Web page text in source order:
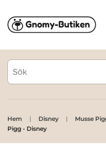
Skip to main content
Hem Disney Musse
Pigg - Disney